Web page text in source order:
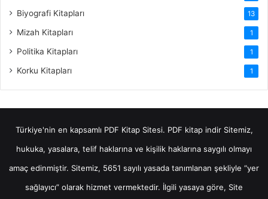
Biyografi Kitapları 13
Mizah Kitapları 1
Politika Kitapları 1
Korku Kitapları 1
Türkiye'nin en kapsamlı PDF Kitap Sitesi. PDF kitap indirSitemiz,
hukuka, yasalara, telif haklarına ve kişilik haklarına saygılı olmayı
amaç edinmiştir. Sitemiz, 5651 sayılı yasada tanımlanan şekliyle “yer
sağlayıcı” olarak hizmet vermektedir. İlgili yasaya göre, Site